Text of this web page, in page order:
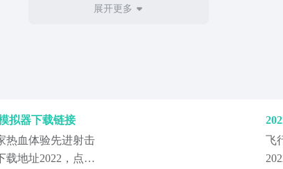
展开更多
拟器下载链接
热血体验先进射击
载地址2022，点击
飞